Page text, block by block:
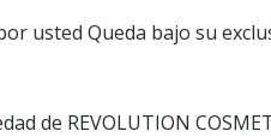
usted Queda bajo su
de REVOLUTION